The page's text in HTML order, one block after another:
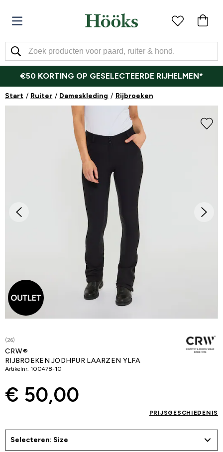
€50 KORTING OP GESELECTEERDE RIJHELMEN*
Start Ruiter Dameskleding Rijbroeken
(26)
CRW®
RIJBROEKEN JODHPUR LAARZEN YLFA
Artikelnr. 100478-10
€ 50,00
PRIJSGESCHIEDENIS
Selecteren: Size